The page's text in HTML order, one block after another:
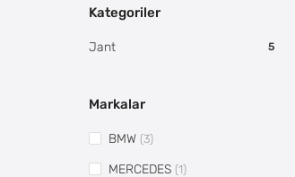
Kategoriler
Jant 5
Markalar
BMW (3)
MERCEDES (1)